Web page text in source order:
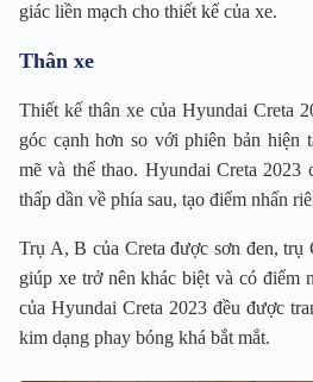
giác liền mạch cho thiết kế của xe.
Thân xe
Thiết kế thân xe của Hyundai Creta
góc cạnh hơn so với phiên bản hiện
mẽ và thể thao. Hyundai Creta 2023
thấp dần về phía sau, tạo điểm nhấn
Trụ A, B của Creta được sơn đen, trụ
giúp xe trở nên khác biệt và có điểm
của Hyundai Creta 2023 đều được
kim dạng phay bóng khá bắt mắt.